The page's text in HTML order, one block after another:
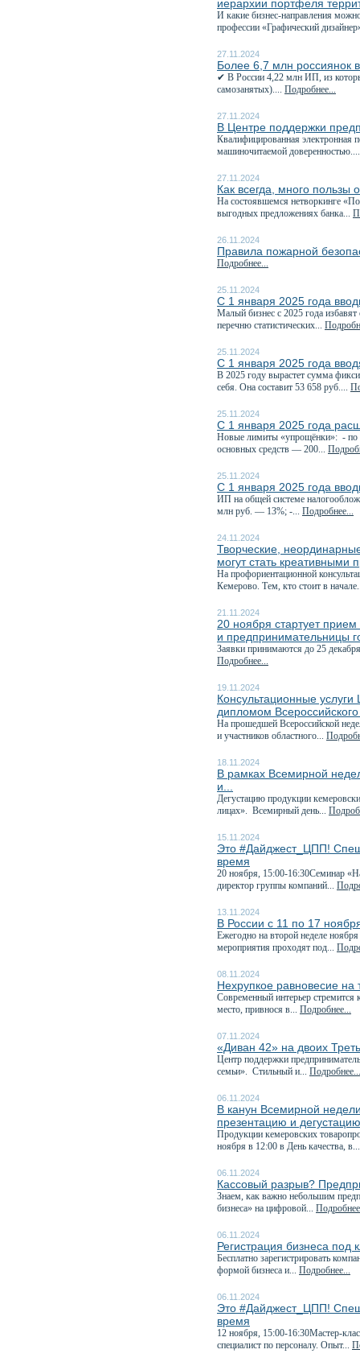
иерархии портфеля
И какие бизнес-направления
профессии «Графический
27.11.2024
Более 6,7 млн россиянок
✔ В России 4,22 млн ИП, из
самозанятых).... Подробнее...
27.11.2024
В Центре поддержки
Квалифицированная электронная
машиночитаемой
27.11.2024
Как всегда, много пользы
На состоявшемся нетворкинге
выгодных предложениях банка...
26.11.2024
Правила пожарной
Подробнее...
25.11.2024
С 1 января 2025 года
Малый бизнес с 2025 года избавят
перечню статистических...
25.11.2024
С 1 января 2025 года
В 2025 году вырастет сумма
себя. Она составит 53 658 руб....
25.11.2024
С 1 января 2025 года
Новые лимиты «упрощёнки»: - по
основных средств — 200...
25.11.2024
С 1 января 2025 года
ИП на общей системе
млн руб. — 13%; -... Подробнее...
24.11.2024
Творческие,
могут стать креативными
На профориентационной
Кемерово. Тем, кто стоит в
21.11.2024
20 ноября стартует
и предпринимательницы
Заявки принимаются до 25
Подробнее...
19.11.2024
Консультационные
дипломом
На прошедшей Всероссийской
и участников областного...
18.11.2024
В рамках Всемирной
и...
Дегустацию продукции
лицах». Всемирный день...
15.11.2024
Это #Дайджест_ЦПП!
время
20 ноября, 15:00-16:30Семинар
директор группы компаний...
13.11.2024
В России с 11 по 17
Ежегодно на второй неделе
мероприятия проходят под...
08.11.2024
Нехрупкое равновесие
Современный интерьер стремится
место, привнося в... Подробнее...
07.11.2024
«Диван 42» на двоих
Центр поддержки
семьи». Стильный и... Подробнее...
06.11.2024
В канун Всемирной
презентацию и
Продукции кемеровских
ноября в 12:00 в День качества,
06.11.2024
Кассовый разрыв?
Знаем, как важно небольшим
бизнеса» на цифровой...
06.11.2024
Регистрация бизнеса под
Бесплатно зарегистрировать
формой бизнеса и... Подробнее...
06.11.2024
Это #Дайджест_ЦПП!
время
12 ноября, 15:00-16:30Мастер-
специалист по персоналу. Опыт...